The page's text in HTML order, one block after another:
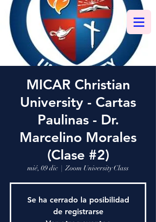
MICAR Christian
University - Cartas
Paulinas - Dr.
Marcelino Morales
(Clase #2)
mié, 09 dic
  |
Zoom University Class
Se ha cerrado la posibilidad
de registrarse